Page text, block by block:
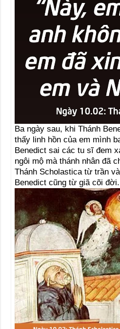
Ba ngày sau, khi Thánh
thấy linh hồn của em mình
Benedict sai các tu sĩ đem
ngôi mộ mà thánh nhân đã
Thánh Scholastica từ trần
Benedict cũng từ giã cõi đời.